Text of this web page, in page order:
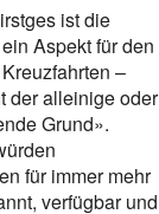
ist die
Aspekt für den
–
der alleinige oder
Grund».
für immer mehr
verfügbar und